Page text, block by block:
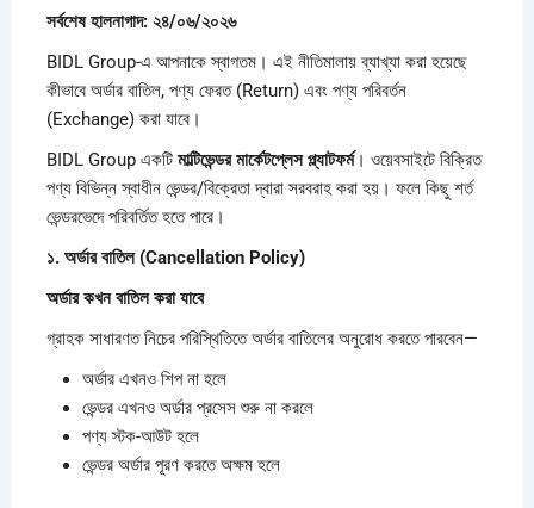
সর্বশেষহালনাগাদ: ২৪/০৬/২০২৬
BIDL Group-এ আপনাকে স্বাগতম। এই নীতিমালায় ব্যাখ্যা করা হয়েছে
কীভাবে অর্ডার বাতিল, পণ্য ফেরত (Return) এবং পণ্য পরিবর্তন
(Exchange) করা যাবে।
BIDL Group একটি মাল্টিভেন্ডরমার্কেটপ্লেসপ্ল্যাটফর্ম। ওয়েবসাইটে বিক্রিত
পণ্য বিভিন্ন স্বাধীন ভেন্ডর/বিক্রেতা দ্বারা সরবরাহ করা হয়। ফলে কিছু শর্ত
ভেন্ডরভেদে পরিবর্তিত হতে পারে।
১. অর্ডারবাতিল (Cancellation Policy)
অর্ডারকখনবাতিলকরাযাবে
গ্রাহক সাধারণত নিচের পরিস্থিতিতে অর্ডার বাতিলের অনুরোধ করতে পারবেন—
অর্ডার এখনও শিপ না হলে
ভেন্ডর এখনও অর্ডার প্রসেস শুরু না করলে
পণ্য স্টক-আউট হলে
ভেন্ডর অর্ডার পূরণ করতে অক্ষম হলে